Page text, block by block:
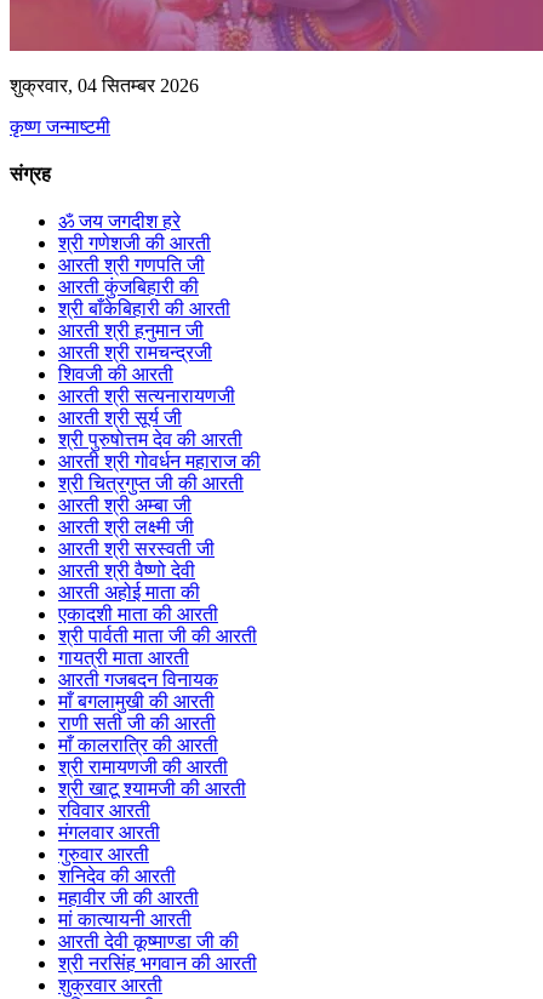
शुक्रवार, 04 सितम्बर 2026
कृष्ण जन्माष्टमी
संग्रह
ॐ जय जगदीश हरे
श्री गणेशजी की आरती
आरती श्री गणपति जी
आरती कुंजबिहारी की
श्री बाँकेबिहारी की आरती
आरती श्री हनुमान जी
आरती श्री रामचन्द्रजी
शिवजी की आरती
आरती श्री सत्यनारायणजी
आरती श्री सूर्य जी
श्री पुरुषोत्तम देव की आरती
आरती श्री गोवर्धन महाराज की
श्री चित्रगुप्त जी की आरती
आरती श्री अम्बा जी
आरती श्री लक्ष्मी जी
आरती श्री सरस्वती जी
आरती श्री वैष्णो देवी
आरती अहोई माता की
एकादशी माता की आरती
श्री पार्वती माता जी की आरती
गायत्री माता आरती
आरती गजबदन विनायक
माँ बगलामुखी की आरती
राणी सती जी की आरती
माँ कालरात्रि की आरती
श्री रामायणजी की आरती
श्री खाटू श्यामजी की आरती
रविवार आरती
मंगलवार आरती
गुरुवार आरती
शनिदेव की आरती
महावीर जी की आरती
मां कात्यायनी आरती
आरती देवी कूष्माण्डा जी की
श्री नरसिंह भगवान की आरती
शुक्रवार आरती